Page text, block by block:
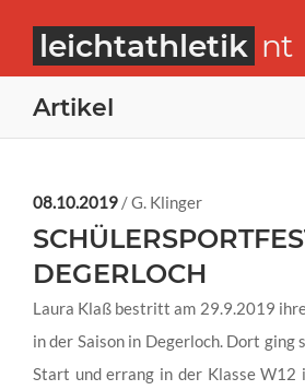
leichtathletik nt
Artikel
08.10.2019 / G. Klinger
DEGERLOCH
Laura Klaß bestritt am 29.9.2019
in der Saison in Degerloch. Dort ging
Start und errang in der Klasse W12